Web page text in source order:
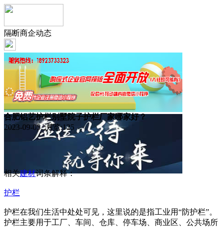
隔断商企动态
合肥铝艺护栏别墅院子护栏厂家哪家好？
2023-09-05 浏览:125
相关建材词条解释：
护栏
护栏在我们生活中处处可见，这里说的是指工业用“防护栏”。
护栏主要用于工厂、车间、仓库、停车场、商业区、公共场所